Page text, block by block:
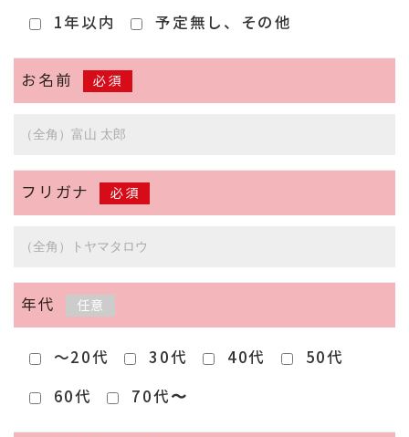
1年以内
予定無し、その他
お名前 必須
フリガナ 必須
年代 任意
～20代 30代 40代
50代
60代
70代〜